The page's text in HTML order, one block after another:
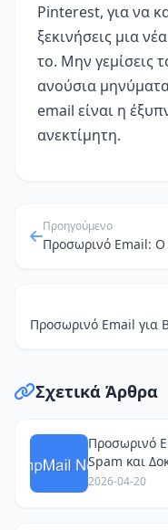
Pinterest, για να
ξεκινήσεις μια
το. Μην γεμίσεις
ανούσια
email είναι η
ανεκτίμητη.
Προηγούμενο
Σχετικά Άρθρα
Προσωρινό
Spam και
2026-04-20